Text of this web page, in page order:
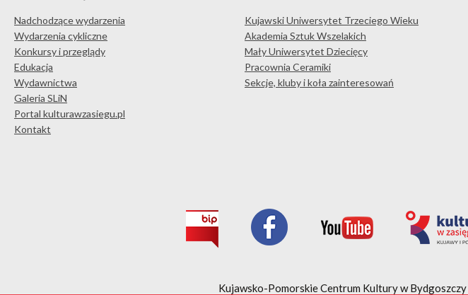
Nadchodzące wydarzenia
Wydarzenia cykliczne
Konkursy i przeglądy
Edukacja
Wydawnictwa
Galeria SLiN
Portal kulturawzasiegu.pl
Kontakt
Kujawski Uniwersytet Trzeciego Wieku
Akademia Sztuk Wszelakich
Mały Uniwersytet Dziecięcy
Pracownia Ceramiki
Sekcje, kluby i koła zainteresowań
Kujawsko-Pomorskie Centrum Kultury w Bydgoszczy